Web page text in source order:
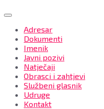
Adresar
Dokumenti
Imenik
Javni pozivi
Natječaji
Obrasci i zahtjevi
Službeni glasnik
Udruge
Kontakt